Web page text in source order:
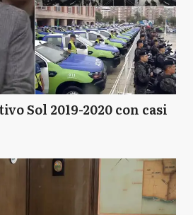
Sol 2019-2020 con casi